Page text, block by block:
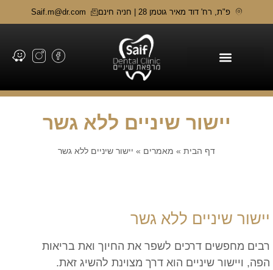
פ"ת, רח' דוד מאיר גוטמן 28 | חניה חינם Saif.m@dr.com
יישור שיניים ללא גשר
דף הבית » מאמרים » יישור שיניים ללא גשר
יישור שיניים ללא גשר
רבים מחפשים דרכים לשפר את החיוך ואת בריאות
הפה, ויישור שיניים הוא דרך מצוינת להשיג זאת.